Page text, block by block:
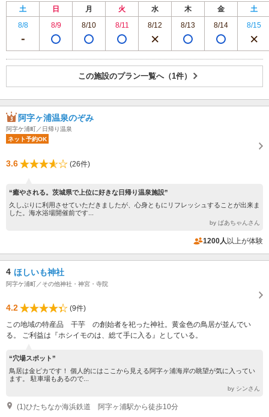
土 日 月 火 水 木 金
土
8/8
8/9 8/10 8/11 8/12 8/13 8/14 8/15
この施設のプラン一覧へ（1件）
阿字ヶ浦温泉のぞみ
阿字ケ浦町／日帰り温泉
ネット予約OK
3.6 (26件)
“癒やされる。茨城県で上位に好きな日帰り温泉施設”
久しぶりに利用させていただきましたが、心身ともにリフレッシュすることが出来ま
した。海水浴場開催前です...
by ぱあちゃんさん
1200人 以上が体験
4 ほしいも神社
阿字ケ浦町／その他神社・神宮・寺院
4.2
(9件)
この地域の特産品 干芋 の創始者を祀った神社。黄金色の鳥居が並んでい
る。 ご利益は『ホシイモのは、総て手に入る』としている。
“穴場スポット”
鳥居は金ピカです！ 個人的にはここから見える阿字ヶ浦海岸の眺望が気に入ってい
ます。 駐車場もあるので...
by シンさん
(1)ひたちなか海浜鉄道 阿字ヶ浦駅から徒歩10分